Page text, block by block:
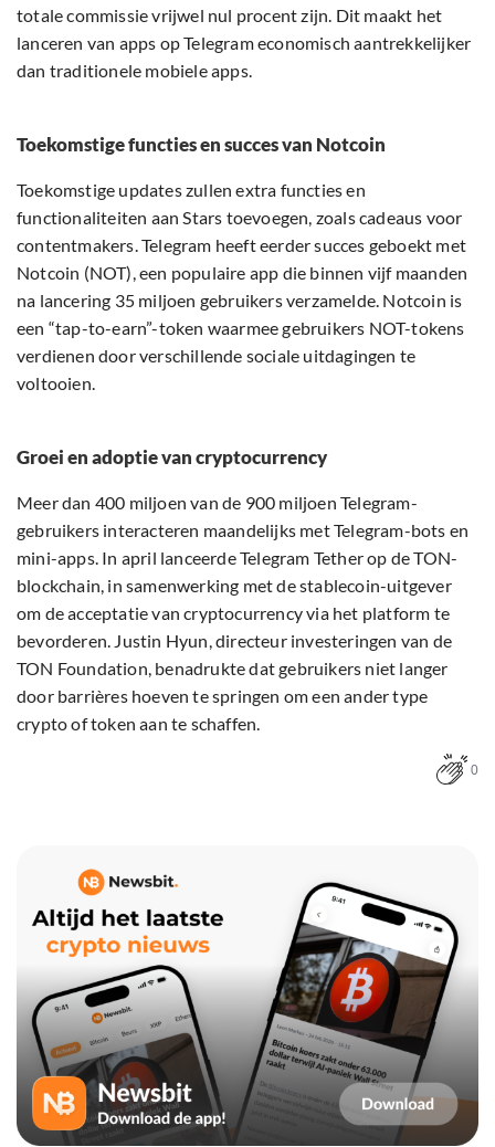
totale commissie vrijwel nul procent zijn. Dit maakt het
lanceren van apps op Telegram economisch aantrekkelijker
dan traditionele mobiele apps.
Toekomstige functies en succes van Notcoin
Toekomstige updates zullen extra functies en
functionaliteiten aan Stars toevoegen, zoals cadeaus voor
contentmakers. Telegram heeft eerder succes geboekt met
Notcoin (NOT), een populaire app die binnen vijf maanden
na lancering 35 miljoen gebruikers verzamelde. Notcoin is
een “tap-to-earn”-token waarmee gebruikers NOT-tokens
verdienen door verschillende sociale uitdagingen te
voltooien.
Groei en adoptie van cryptocurrency
Meer dan 400 miljoen van de 900 miljoen Telegram-
gebruikers interacteren maandelijks met Telegram-bots en
mini-apps. In april lanceerde Telegram Tether op de TON-
blockchain, in samenwerking met de stablecoin-uitgever
om de acceptatie van cryptocurrency via het platform te
bevorderen. Justin Hyun, directeur investeringen van de
TON Foundation, benadrukte dat gebruikers niet langer
door barrières hoeven te springen om een ander type
crypto of token aan te schaffen.
0